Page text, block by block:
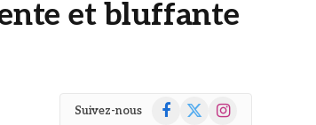
et bluffante
Suivez-nous Facebook
X
Instagram